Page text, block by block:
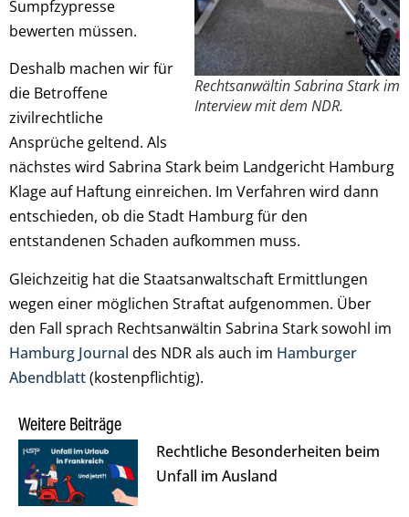
Rechtsanwältin Sabrina Stark im
Interview mit dem NDR.
Sumpfzypresse
bewerten müssen.
Deshalb machen wir für
die Betroffene
zivilrechtliche
Ansprüche geltend. Als
nächstes wird Sabrina Stark beim Landgericht Hamburg
Klage auf Haftung einreichen. Im Verfahren wird dann
entschieden, ob die Stadt Hamburg für den
entstandenen Schaden aufkommen muss.
Gleichzeitig hat die Staatsanwaltschaft Ermittlungen
wegen einer möglichen Straftat aufgenommen. Über
den Fall sprach Rechtsanwältin Sabrina Stark sowohl im
Hamburg Journal des NDR als auch im Hamburger
Abendblatt(kostenpflichtig).
Weitere Beiträge
Rechtliche Besonderheiten beim
Unfall im Ausland